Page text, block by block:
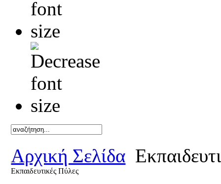
Αρχική Σελίδα
Εκπαιδευτικές Πύλες